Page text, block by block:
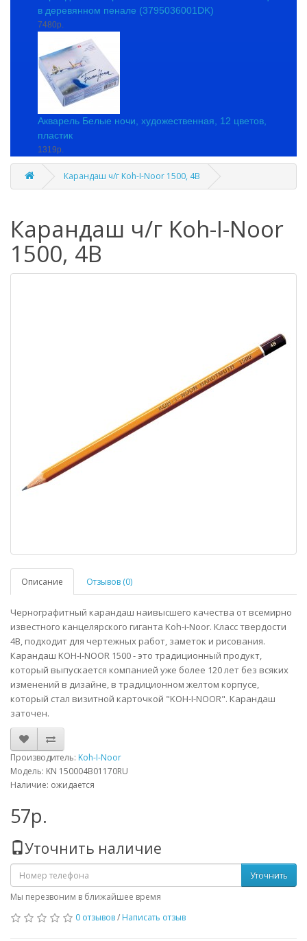
в деревянном пенале (3795036001DK)
7480р.
Акварель Белые ночи, художественная, 12 цветов,
пластик
1319р.
Карандаш ч/г Koh-I-Noor 1500, 4В
Карандаш ч/г Koh-I-Noor
1500, 4В
Описание Отзывов (0)
Чернографитный карандаш наивысшего качества от всемирно
известного канцелярского гиганта Koh-i-Noor. Класс твердости
4B, подходит для чертежных работ, заметок и рисования.
Карандаш KOH-I-NOOR 1500 - это традиционный продукт,
который выпускается компанией уже более 120 лет без всяких
изменений в дизайне, в традиционном желтом корпусе,
который стал визитной карточкой "KOH-I-NOOR". Карандаш
заточен.
Производитель: Koh-I-Noor
Модель: KN 150004B01170RU
Наличие: ожидается
57р.
Уточнить наличие
Уточнить
Мы перезвоним в ближайшее время
0 отзывов/ Написать отзыв